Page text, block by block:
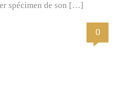
spécimen de son […]
0